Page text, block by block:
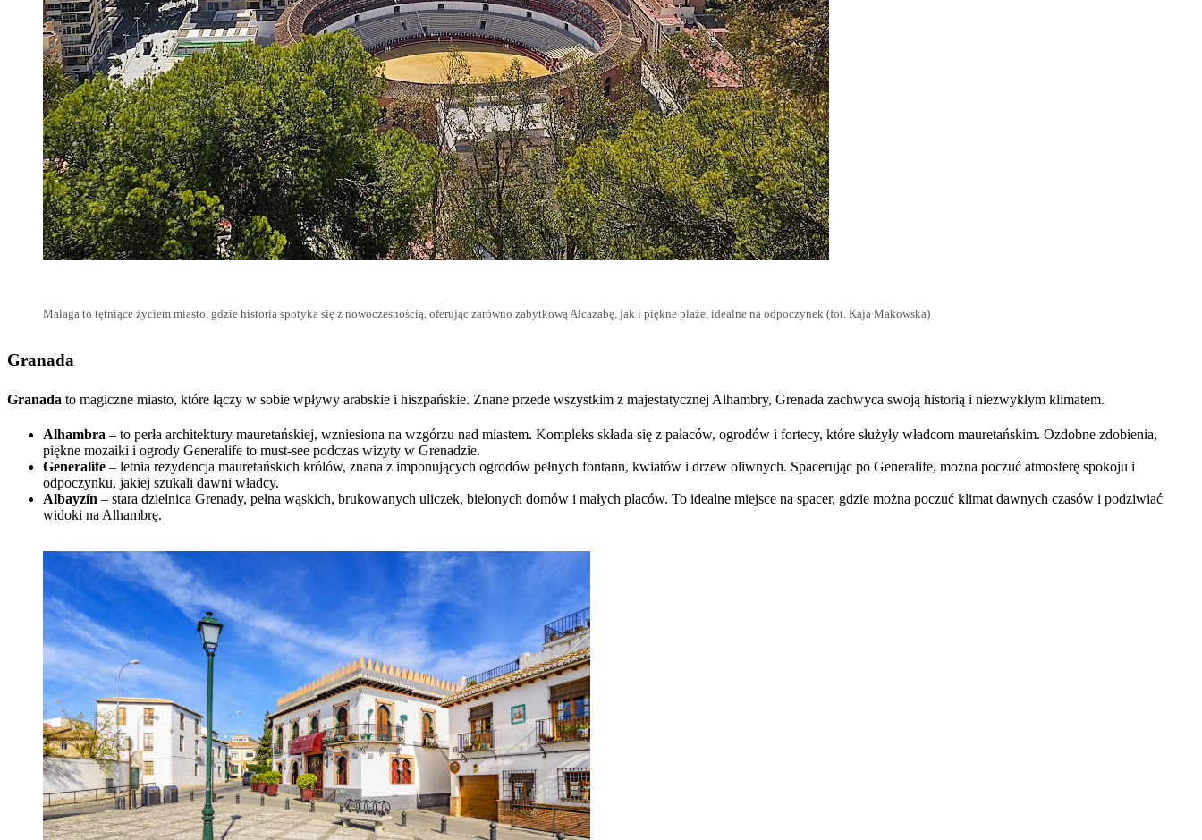
Malaga to tętniące życiem miasto, gdzie historia spotyka się z nowoczesnością, oferując zarówno zabytkową Alcazabę, jak i piękne plaże, idealne na odpoczynek (fot. Kaja Makowska)
Granada
Granada to magiczne miasto, które łączy w sobie wpływy arabskie i hiszpańskie. Znane przede wszystkim z majestatycznej Alhambry, Grenada zachwyca swoją historią i niezwykłym klimatem.
Alhambra – to perła architektury mauretańskiej, wzniesiona na wzgórzu nad miastem. Kompleks składa się z pałaców, ogrodów i fortecy, które służyły władcom mauretańskim. Ozdobne zdobienia,
piękne mozaiki i ogrody Generalife to must-see podczas wizyty w Grenadzie.
Generalife – letnia rezydencja mauretańskich królów, znana z imponujących ogrodów pełnych fontann, kwiatów i drzew oliwnych. Spacerując po Generalife, można poczuć atmosferę spokoju i
odpoczynku, jakiej szukali dawni władcy.
Albayzín – stara dzielnica Grenady, pełna wąskich, brukowanych uliczek, bielonych domów i małych placów. To idealne miejsce na spacer, gdzie można poczuć klimat dawnych czasów i podziwiać
widoki na Alhambrę.